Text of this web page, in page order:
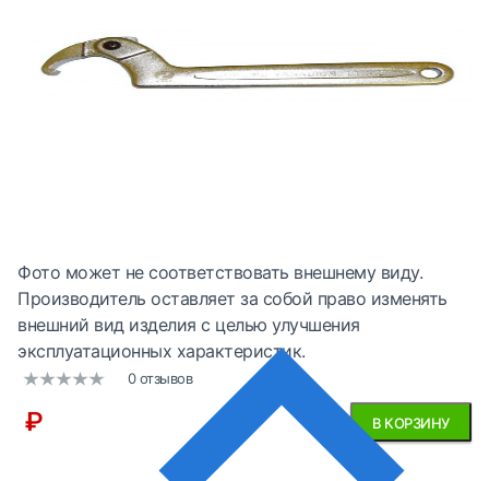
Фото может не соответствовать внешнему виду.
Производитель оставляет за собой право изменять
внешний вид изделия с целью улучшения
эксплуатационных характеристик.
0 отзывов
₽ В КОРЗИНУ